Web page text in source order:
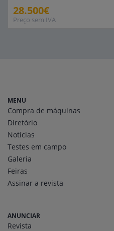
28.500€
Preço sem IVA
MENU
Compra de máquinas
Diretório
Notícias
Testes em campo
Galeria
Feiras
Assinar a revista
ANUNCIAR
Revista